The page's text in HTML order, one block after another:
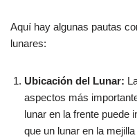
Aquí hay algunas pautas
lunares:
Ubicación del Lunar:
aspectos más
lunar en la frente puede
que un lunar en la